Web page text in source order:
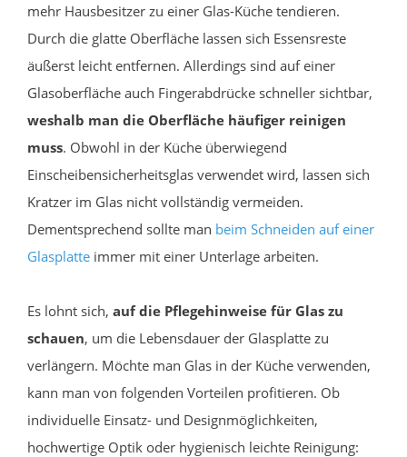
mehr Hausbesitzer zu einer Glas-Küche tendieren.
Durch die glatte Oberfläche lassen sich Essensreste
äußerst leicht entfernen. Allerdings sind auf einer
Glasoberfläche auch Fingerabdrücke schneller sichtbar,
weshalb man die Oberfläche häufiger reinigen
muss. Obwohl in der Küche überwiegend
Einscheibensicherheitsglas verwendet wird, lassen sich
Kratzer im Glas nicht vollständig vermeiden.
Dementsprechend sollte man beim Schneiden auf einer
Glasplatte immer mit einer Unterlage arbeiten.
Es lohnt sich, auf die Pflegehinweise für Glas zu
schauen, um die Lebensdauer der Glasplatte zu
verlängern. Möchte man Glas in der Küche verwenden,
kann man von folgenden Vorteilen profitieren. Ob
individuelle Einsatz- und Designmöglichkeiten,
hochwertige Optik oder hygienisch leichte Reinigung: